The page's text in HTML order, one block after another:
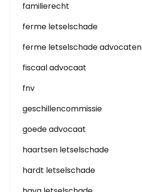
familierecht
ferme letselschade
ferme letselschade advocaten
fiscaal advocaat
fnv
geschillencommissie
goede advocaat
haartsen letselschade
hardt letselschade